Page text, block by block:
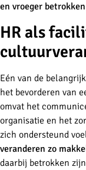
en vroeger
HR als
Eén van de
het bevorderen van
omvat het
organisatie en het
zich ondersteund
veranderen zo
daarbij betrokken